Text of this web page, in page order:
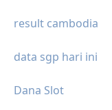
result cambodia
data sgp hari ini
Dana Slot